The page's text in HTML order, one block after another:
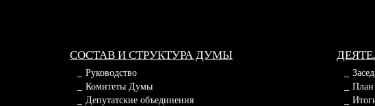
СОСТАВ И СТРУКТУРА ДУМЫ
Руководство
Комитеты Думы
Депутатские объединения